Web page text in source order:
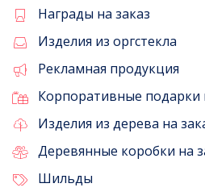
Награды на заказ
Изделия из оргстекла
Рекламная продукция
Корпоративные подарки
Изделия из дерева на
Деревянные коробки на
Шильды